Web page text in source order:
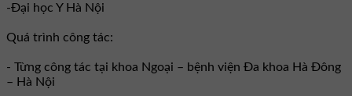
-Đại học Y Hà Nội
Quá trình công tác:
- Từng công tác tại khoa Ngoại – bệnh viện Đa khoa Hà Đông
– Hà Nội